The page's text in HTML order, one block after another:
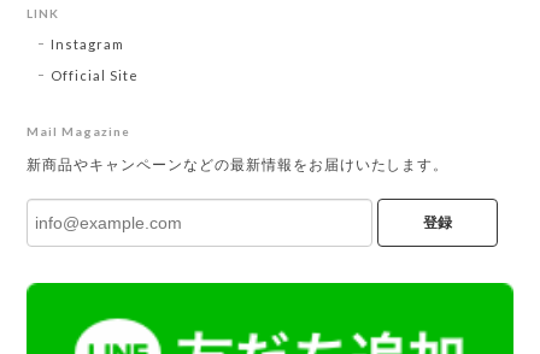
LINK
Instagram
Official Site
Mail Magazine
新商品やキャンペーンなどの最新情報をお届けいたします。
登録